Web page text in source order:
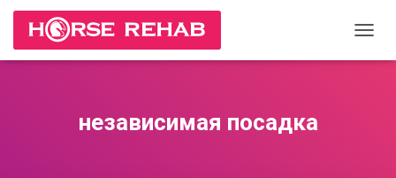
независимая посадка